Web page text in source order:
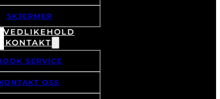
SKJERMER
VEDLIKEHOLD
KONTAKT
SERVICE
OSS